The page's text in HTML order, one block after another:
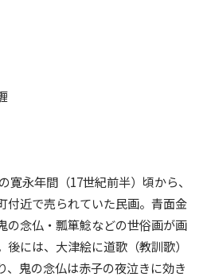
寛永年間（17世紀前半）頃から、
付近で売られていた民画。青面金
の念仏・瓢箪鯰などの世俗画が画
には、大津絵に道歌（教訓歌）
、鬼の念仏は赤子の夜泣きに効き